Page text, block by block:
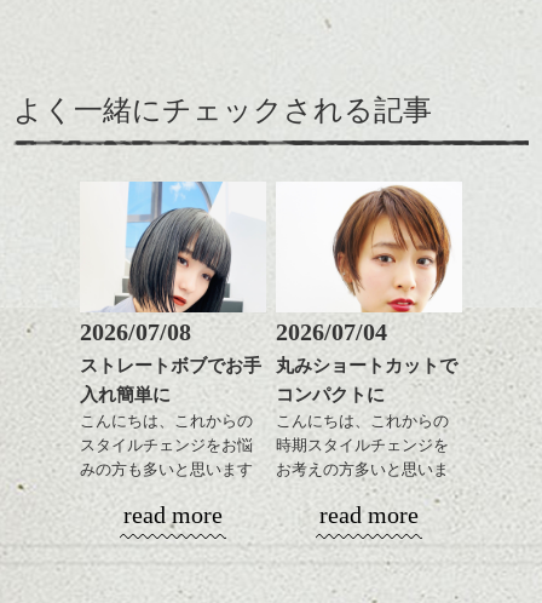
ハンサムショート／ヘッド
スパ／伸びても目立たない
ヘアカラー/ハイライト/ダブ
ルカラー/髪質改善/TOKIOト
リートメント/ブリーチ/イン
ミニボブ/抜け感ショート/バ
レイヤージュ/縮毛矯正
ハンサムショート／ヘッド
スパ／伸びても目立たない
ヘアカラー/ハイライト/ダブ
ルカラー/髪質改善/TOKIOト
リートメント/ブリーチ/イン
ナーカラー/イルミナカラー/
ポイントにしてみました。
Front
このBefoerはドライカット前なんですが前髪
のおさまりが悪く落ちてきてしまうのが解
りますでしょうか？
これは毛量調整で解決します。
最近、ボブの人、増えてますよね。わたし
短い前髪、似合う自信がない方、結構多い
ちょっと不安かと思いますが、私達にお任
せください。
絶対に似合う前髪にしてみせます。
よく一緒にチェックされる記事
2026/07/08
ストレートボブでお手
入れ簡単に
こんにちは、これからの
スタイルチェンジをお悩
みの方も多いと思います
やっぱりボブでお手入れ
しやすいスタイルだと毎
日のスタイリングも簡単
で良いですよ。
read more
2026/07/04
丸みショートカットで
コンパクトに
こんにちは、これからの
時期スタイルチェンジを
お考えの方多いと思いま
コンパクトなフォルムが
全体のバランスを良く見
せてくれる効果もあり、
read more